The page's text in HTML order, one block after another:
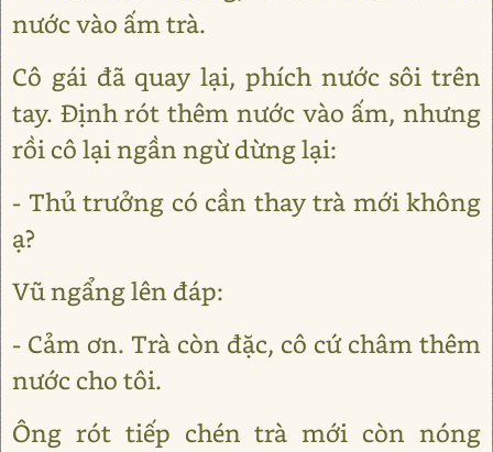
nước vào ấm trà.
Cô gái đã quay lại, phích nước sôi trên
tay. Định rót thêm nước vào ấm, nhưng
rồi cô lại ngần ngừ dừng lại:
- Thủ trưởng có cần thay trà mới không
ạ?
Vũ ngẩng lên đáp:
- Cảm ơn. Trà còn đặc, cô cứ châm thêm
nước cho tôi.
Ông rót tiếp chén trà mới còn nóng